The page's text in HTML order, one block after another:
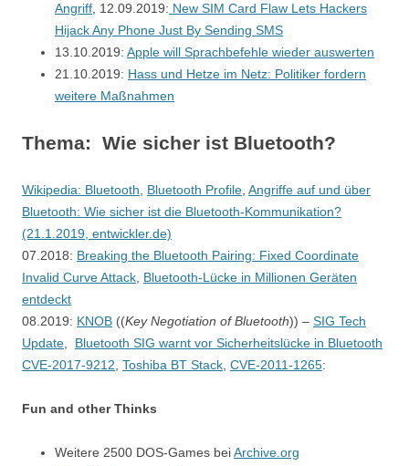
Angriff , 12.09.2019: New SIM Card Flaw Lets Hackers
Hijack Any Phone Just By Sending SMS
13.10.2019: Apple will Sprachbefehle wieder auswerten
21.10.2019: Hass und Hetze im Netz: Politiker fordern
weitere Maßnahmen
Thema: Wie sicher ist Bluetooth?
Wikipedia: Bluetooth Bluetooth Profile Angriffe auf und über
Bluetooth: Wie sicher ist die Bluetooth-Kommunikation?
(21.1.2019, entwickler.de)
07.2018: Breaking the Bluetooth Pairing: Fixed Coordinate
Invalid Curve Attack Bluetooth-Lücke in Millionen Geräten
entdeckt
08.2019: KNOB ((Key Negotiation of Bluetooth)) – SIG Tech
Update
Bluetooth SIG warnt vor Sicherheitslücke in Bluetooth
CVE-2017-9212 Toshiba BT Stack CVE-2011-1265:
Fun and other Thinks
Weitere 2500 DOS-Games beiArchive.org